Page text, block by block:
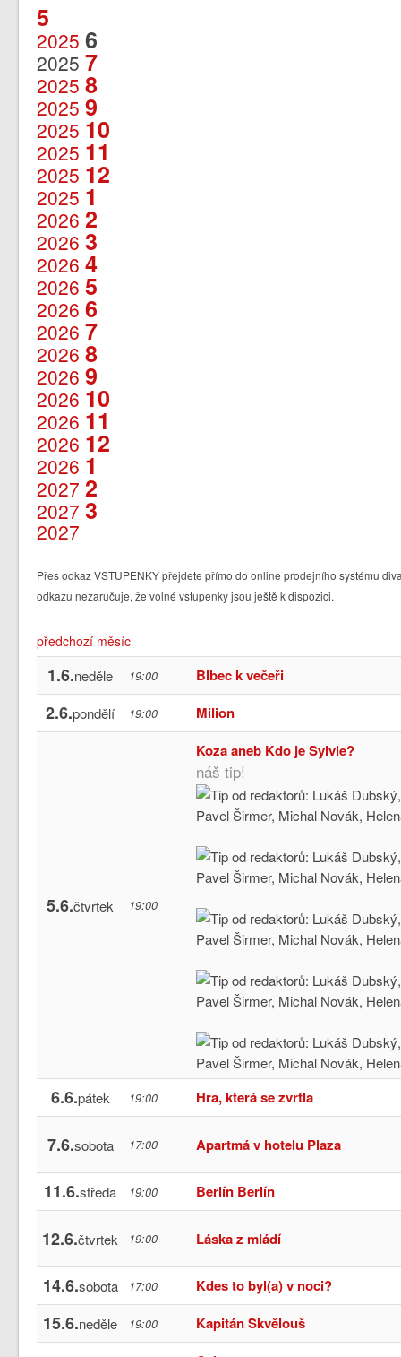
5
2025 6
2025 7
2025 8
2025 9
2025 10
2025 11
2025 12
2025 1
2026 2
2026 3
2026 4
2026 5
2026 6
2026 7
2026 8
2026 9
2026 10
2026 11
2026 12
2026 1
2027 2
2027 3
2027
Přes odkaz VSTUPENKY přejdete přímo do online prodejního systému
odkazu nezaručuje, že volné vstupenky jsou ještě k dispozici.
předchozí měsíc
1.6.neděle 19:00 Blbec k večeři
2.6.pondělí 19:00 Milion
5.6.čtvrtek 19:00
Koza aneb Kdo je Sylvie?
náš tip!
6.6.pátek 19:00 Hra, která se zvrtla
7.6.sobota 17:00 Apartmá v hotelu Plaza
11.6.středa 19:00 Berlín Berlín
12.6.čtvrtek 19:00 Láska z mládí
14.6.sobota 17:00 Kdes to byl(a) v noci?
15.6.neděle 19:00
Kapitán Skvělouš